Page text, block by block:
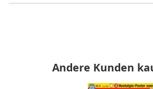
Andere Kunden